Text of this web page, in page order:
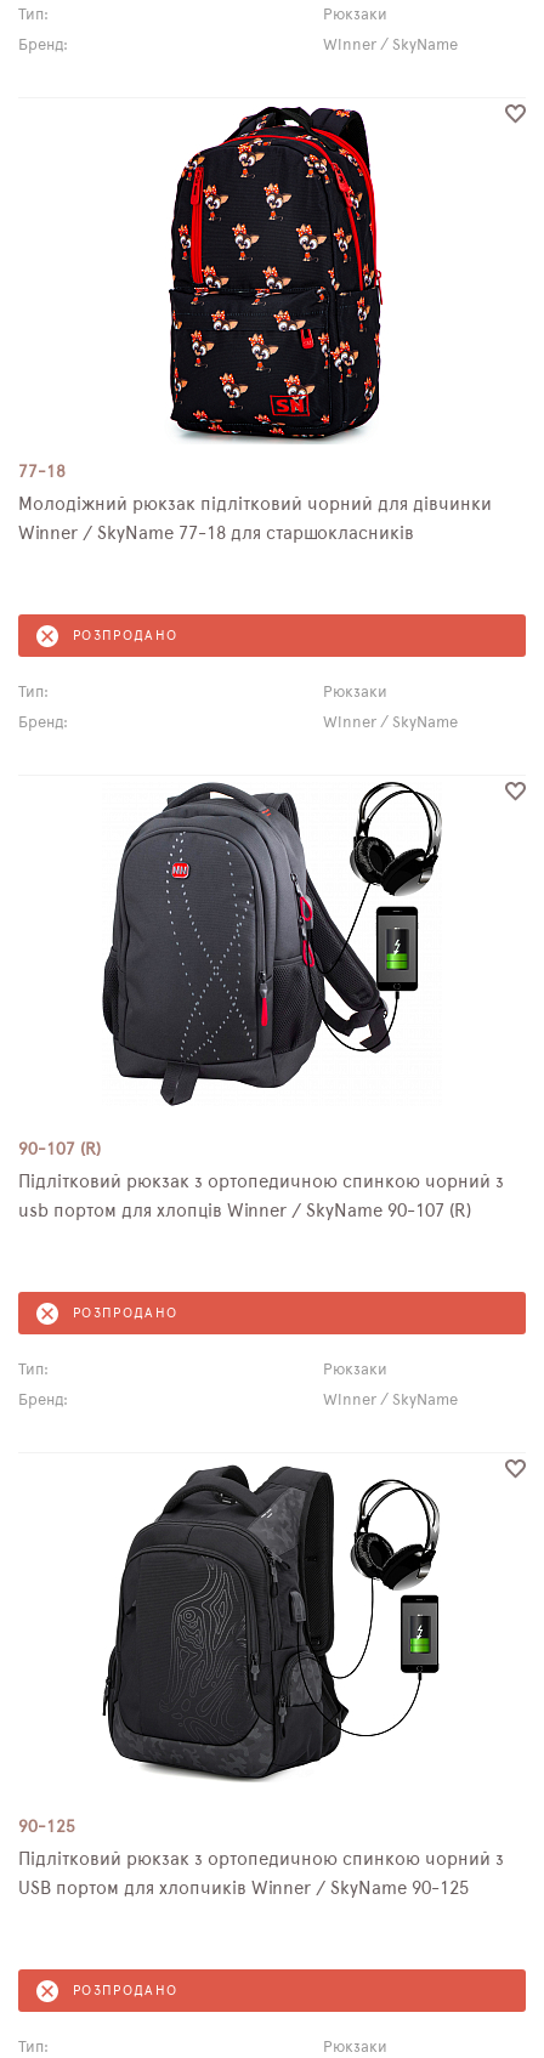
Тип:
Рюкзаки
Бренд:
Winner / SkyName
77-18
Молодіжний рюкзак підлітковий чорний для дівчинки
Winner / SkyName 77-18 для старшокласників
РОЗПРОДАНО
Тип:
Рюкзаки
Бренд:
Winner / SkyName
90-107 (R)
Підлітковий рюкзак з ортопедичною спинкою чорний з
usb портом для хлопців Winner / SkyName 90-107 (R)
РОЗПРОДАНО
Тип:
Рюкзаки
Бренд:
Winner / SkyName
90-125
Підлітковий рюкзак з ортопедичною спинкою чорний з
USB портом для хлопчиків Winner / SkyName 90-125
РОЗПРОДАНО
Тип:
Рюкзаки